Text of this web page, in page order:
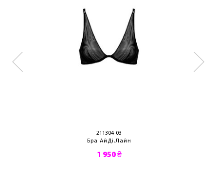
211304-03
Бра АйДі.Лайн
1 950 ₴